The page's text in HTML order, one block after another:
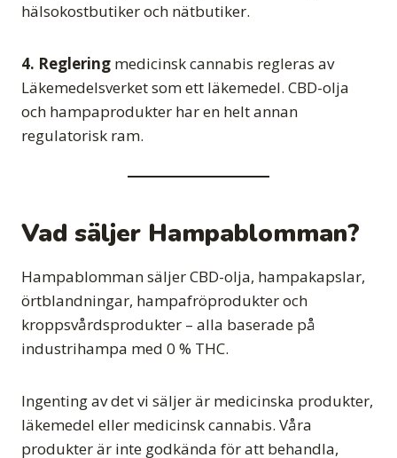
hälsokostbutiker och nätbutiker.
4. Reglering medicinsk cannabis regleras av
Läkemedelsverket som ett läkemedel. CBD-olja
och hampaprodukter har en helt annan
regulatorisk ram.
Vad säljer Hampablomman?
Hampablomman säljer CBD-olja, hampakapslar,
örtblandningar, hampafröprodukter och
kroppsvårdsprodukter – alla baserade på
industrihampa med 0 % THC.
Ingenting av det vi säljer är medicinska produkter,
läkemedel eller medicinsk cannabis. Våra
produkter är inte godkända för att behandla,